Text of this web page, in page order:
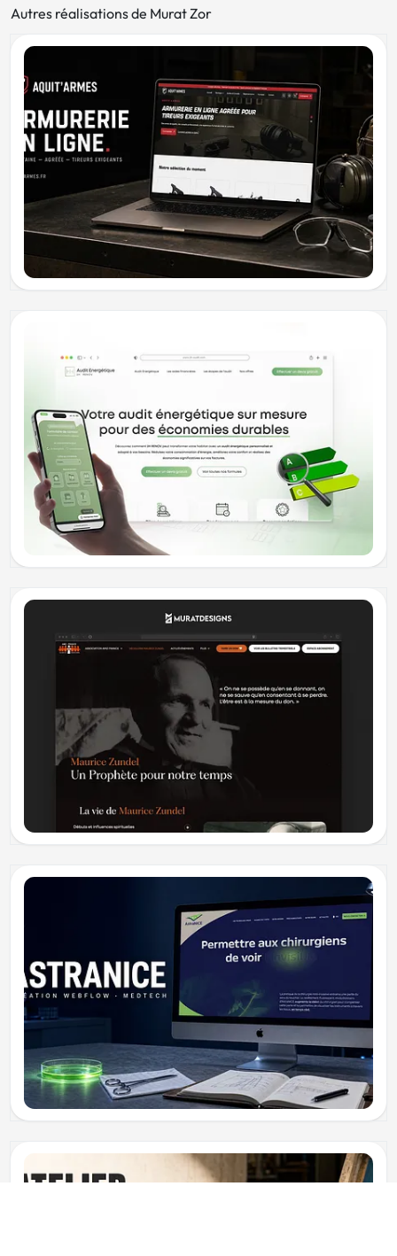
Autres réalisations de Murat Zor